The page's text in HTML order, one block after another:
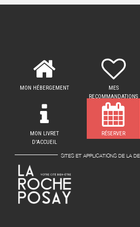
MON HÉBERGEMENT
MES
RECOMMANDATIONS
MON LIVRET
D'ACCUEIL
RÉSERVER
SITES ET APPLICATIONS DE LA